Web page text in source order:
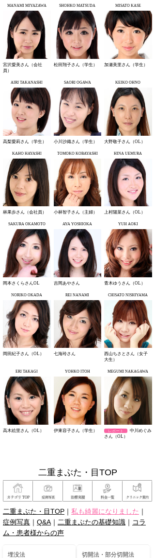
MANAMI MIYAZAWA
宮沢愛美さん（会社
員）
SHOHKO MATSUDA
松田翔子さん（学生）
MISATO KASE
加瀬美里さん（学生）
AIRI TAKANASHI
高梨愛莉さん（学生）
SAORI OGAWA
小川沙織さん（学生）
KEIKO OHNO
大野敬子さん（OL）
KAHO HAYASHI
林果歩さん（会社員）
TOMOKO KOBAYASHI
小林智子さん（主婦）
HINA UEMURA
上村陽菜さん（OL）
SAKURA OKAMOTO
岡本さくらさんOL
AYA YOSHIOKA
吉岡あやさん
YUH AOKI
青木ゆうさん（OL）
NORIKO OKADA
岡田紀子さん（OL）
REI NANAMI
七海玲さん
CHISATO NISHIYAMA
西山ちさとさん（女子
大生）
ERI TAKAGI
高木絵里さん（OL）
YOHKO ITOH
伊東容子さん（学生）
MEGUMI NAKAGAWA
レポート
中川めぐみ
さん（OL）
二重まぶた・目TOP
二重まぶた・目TOP ｜ 私も綺麗になりました ｜
症例写真 ｜ Q&A ｜ 二重まぶたの基礎知識 ｜ コラ
ム・患者様からの声
埋没法 切開法・部分切開法